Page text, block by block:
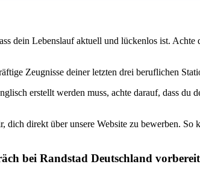
dein Lebenslauf aktuell und lückenlos ist.
Zeugnisse deiner letzten drei beruflichen
erstellt werden muss, achte darauf, dass
dich direkt über unsere Website zu bewerben.
bei Randstad Deutschland